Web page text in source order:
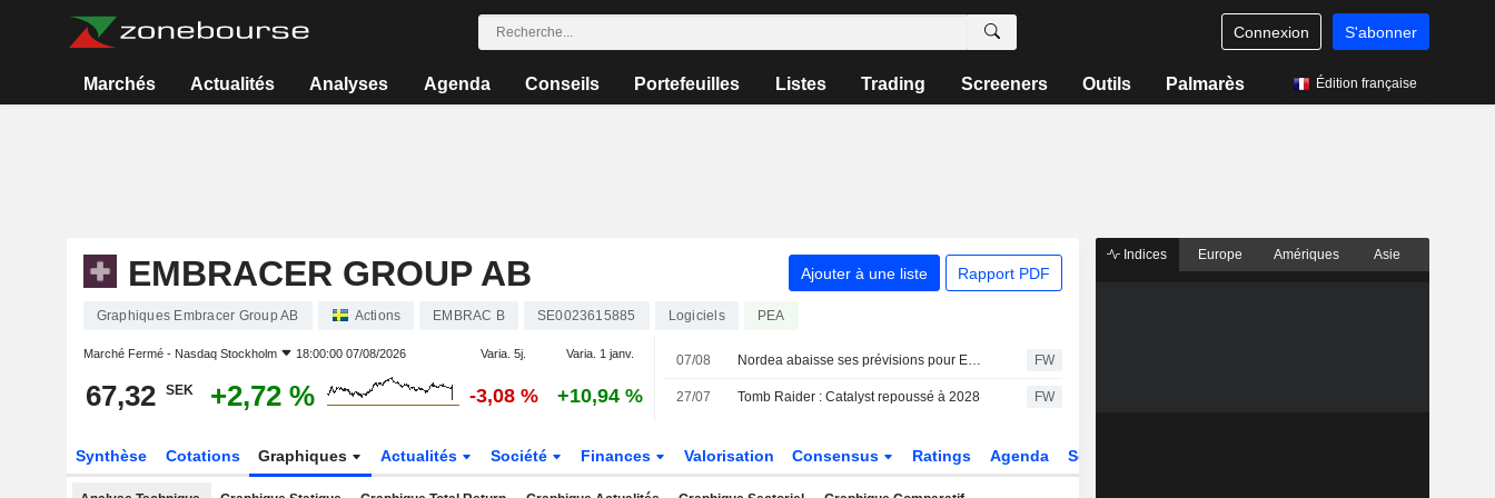
Connexion S'abonner
Marchés Actualités Analyses Agenda Conseils Portefeuilles Listes Trading Screeners Outils Palmarès Édition française
EMBRACER GROUP AB Ajouter à une liste Rapport PDF
Graphiques Embracer Group AB Actions EMBRAC B SE0023615885 Logiciels PEA
Marché Fermé - Nasdaq Stockholm 18:00:00 07/08/2026 Varia. 5j. Varia. 1 janv.
67,32 SEK +2,72 % -3,08 % +10,94 %
07/08 Nordea abaisse ses prévisions pour Embracer mais réitère son conseil à l'achat FW
27/07 Tomb Raider : Catalyst repoussé à 2028 FW
Synthèse Cotations Graphiques Actualités Société Finances Valorisation Consensus Ratings Agenda Secteur
Indices Europe Amériques Asie